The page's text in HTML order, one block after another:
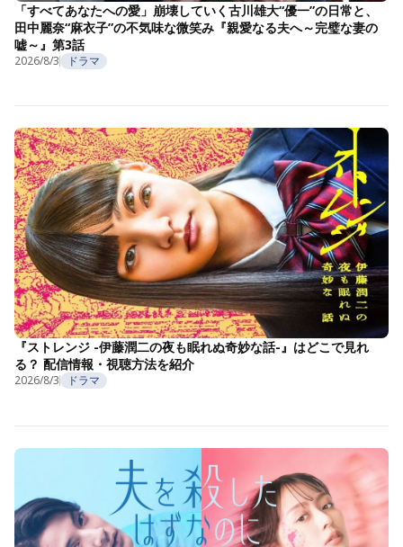
「すべてあなたへの愛」崩壊していく古川雄大“優一”の日常と、
田中麗奈“麻衣子”の不気味な微笑み『親愛なる夫へ～完璧な妻の
嘘～』第3話
2026/8/3 ドラマ
『ストレンジ -伊藤潤二の夜も眠れぬ奇妙な話-』はどこで見れ
る？ 配信情報・視聴方法を紹介
2026/8/3 ドラマ